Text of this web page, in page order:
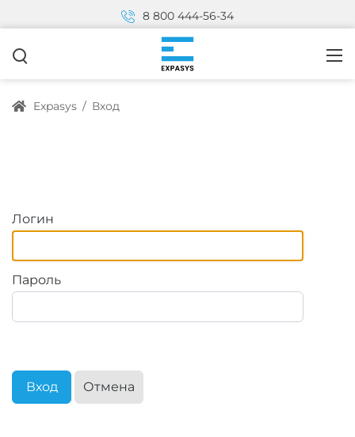
8 800 444-56-34
Expasys / Вход
Логин
Пароль
Вход Отмена